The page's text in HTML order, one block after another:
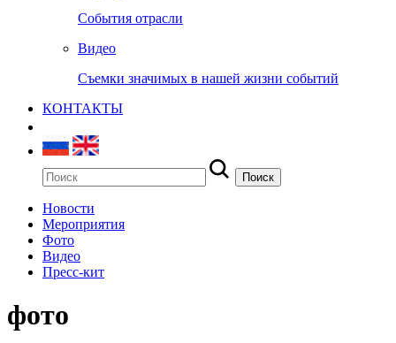
События отрасли
Видео
Съемки значимых в нашей жизни событий
КОНТАКТЫ
Новости
Мероприятия
Фото
Видео
Пресс-кит
фото